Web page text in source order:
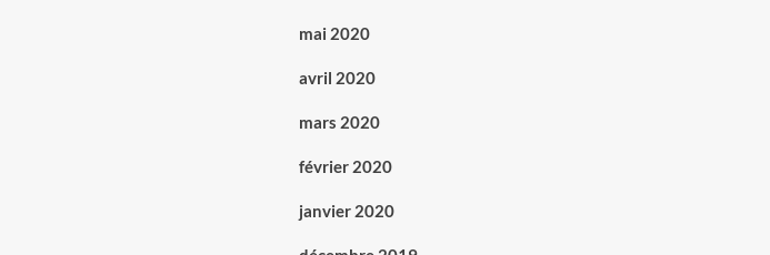
mai 2020
avril 2020
mars 2020
février 2020
janvier 2020